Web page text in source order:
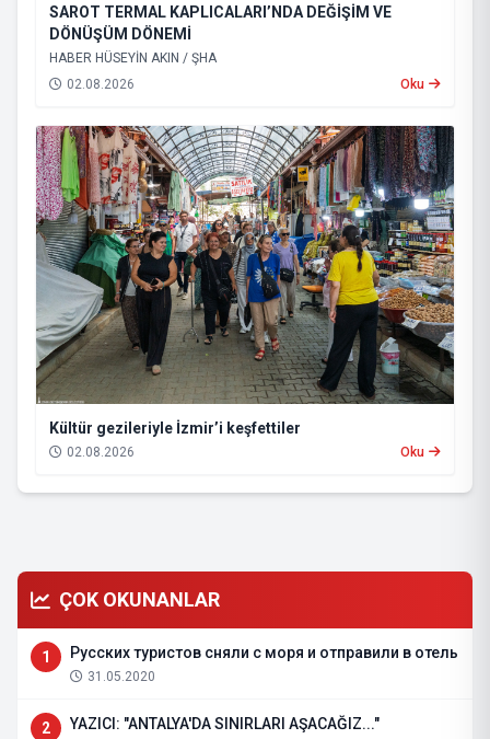
SAROT TERMAL KAPLICALARI’NDA DEĞİŞİM VE
DÖNÜŞÜM DÖNEMİ
HABER HÜSEYİN AKIN / ŞHA
02.08.2026
Oku
Kültür gezileriyle İzmir’i keşfettiler
02.08.2026 Oku
ÇOK OKUNANLAR
1 Русских туристов сняли с моря и отправили в отель
31.05.2020
2 YAZICI: "ANTALYA'DA SINIRLARI AŞACAĞIZ..."